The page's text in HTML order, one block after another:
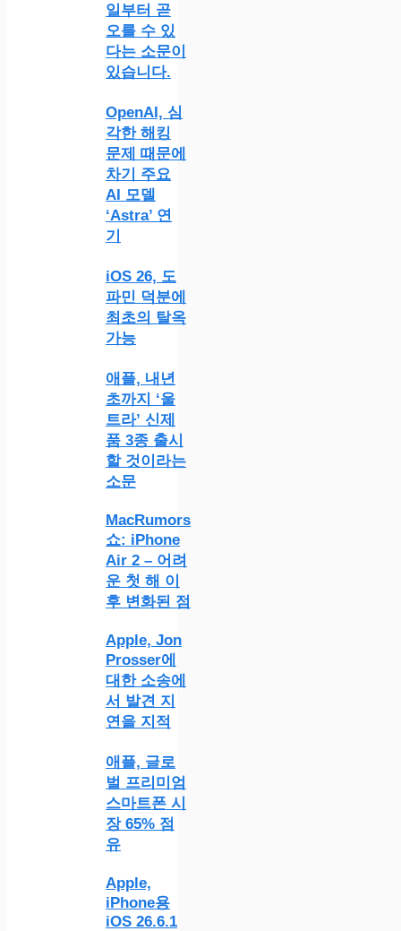
일부터 곧
오를 수 있
다는 소문이
있습니다.
OpenAI, 심
각한 해킹
문제 때문에
차기 주요
AI 모델
‘Astra’ 연
기
iOS 26, 도
파민 덕분에
최초의 탈옥
가능
애플, 내년
초까지 ‘울
트라’ 신제
품 3종 출시
할 것이라는
소문
MacRumors
쇼: iPhone
Air 2 – 어려
운 첫 해 이
후 변화된 점
Apple, Jon
Prosser에
대한 소송에
서 발견 지
연을 지적
애플, 글로
벌 프리미엄
스마트폰 시
장 65% 점
유
Apple,
iPhone용
iOS 26.6.1